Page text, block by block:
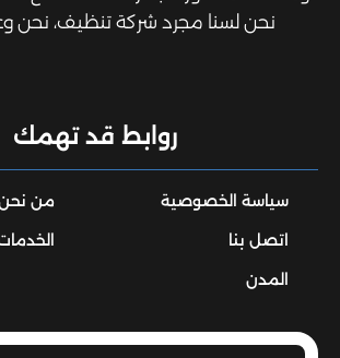
نحن لسنا مجرد شركة تنظيف، نحن
روابط قد تهمك
سياسة الخصوصية
من نحن
اتصل بنا
الخدمات
المدن